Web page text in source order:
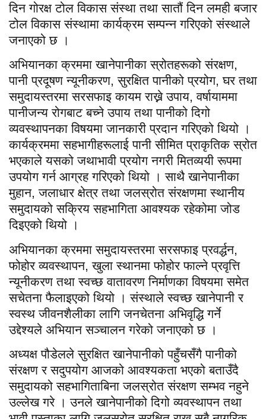
दिन गोरक्ष टोल विकास संस्था तथा सातौं दिन लमही बजार
टोल विकास संस्थामा कार्यक्रम सम्पन्न गरिएको संस्थाले
जनाएको छ ।
अभियानका क्रममा खानेपानीका स्रोतहरूको संरक्षण,
पानी प्रदूषण न्यूनीकरण, सुरक्षित पानीको प्रयोग, घर तथा
समुदायस्तरमा सरसफाइ कायम राख्ने उपाय, वर्षायाममा
पानीजन्य रोगबाट बच्ने उपाय तथा पानीको दिगो
व्यवस्थापनका विषयमा जानकारी प्रदान गरिएको थियो ।
कार्यक्रममा सहभागीहरूलाई पानी सीमित प्राकृतिक स्रोत
भएकाले यसको जथाभावी प्रयोग नगरी मितव्ययी रूपमा
उपयोग गर्न आग्रह गरिएको थियो । साथै खानेपानीका
मुहान, जलाधार क्षेत्र तथा जलस्रोत संरक्षणमा स्थानीय
समुदायको सक्रिय सहभागिता आवश्यक रहेकोमा जोड
दिइएको थियो ।
अभियानका क्रममा समुदायस्तरमा सरसफाइ प्रवर्द्धन,
फोहोर व्यवस्थापन, खुला स्थानमा फोहोर फाल्ने प्रवृत्ति
न्यूनीकरण तथा स्वच्छ वातावरण निर्माणका विषयमा समेत
सचेतना फैलाइएको थियो । संस्थाले स्वच्छ खानेपानी र
स्वस्थ जीवनशैलीका लागि जनचेतना अभिवृद्धि गर्ने
उद्देश्यले अभियान सञ्चालन गरेको जनाएको छ ।
अध्यक्ष पौडेलले सुरक्षित खानेपानीको पहुँचसँगै पानीको
संरक्षण र सदुपयोग आजको आवश्यकता भएको बताउँदै
समुदायको सहभागिताबिना जलस्रोत संरक्षण सम्भव नहुने
उल्लेख गरे । उनले खानेपानीको दिगो व्यवस्थापन तथा